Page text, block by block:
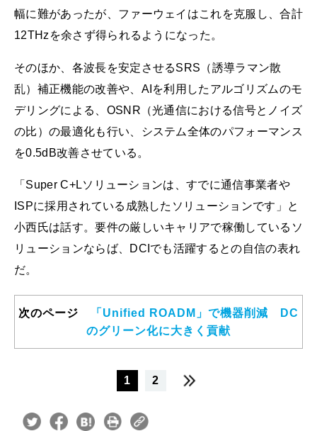
幅に難があったが、ファーウェイはこれを克服し、合計
12THzを余さず得られるようになった。
そのほか、各波長を安定させるSRS（誘導ラマン散
乱）補正機能の改善や、AIを利用したアルゴリズムのモ
デリングによる、OSNR（光通信における信号とノイズ
の比）の最適化も行い、システム全体のパフォーマンス
を0.5dB改善させている。
「Super C+Lソリューションは、すでに通信事業者や
ISPに採用されている成熟したソリューションです」と
小西氏は話す。要件の厳しいキャリアで稼働しているソ
リューションならば、DCIでも活躍するとの自信の表れ
だ。
次のページ
「Unified ROADM」で機器削減 DC
のグリーン化に大きく貢献
1 2